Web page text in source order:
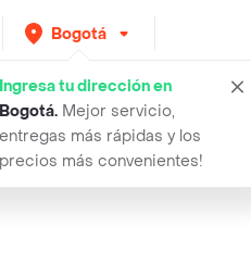
Bogotá
Ingresa tu dirección en
Bogotá. Mejor servicio,
entregas más rápidas y los
precios más convenientes!
de poses sexuales o soport